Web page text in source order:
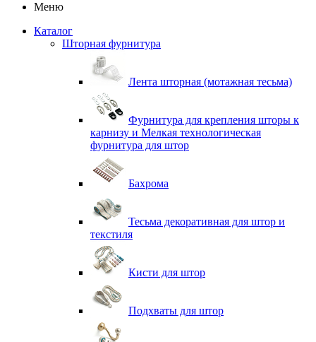
Меню
Каталог
Шторная фурнитура
Лента шторная (мотажная тесьма)
Фурнитура для крепления шторы к
карнизу и Мелкая технологическая
фурнитура для штор
Бахрома
Тесьма декоративная для штор и
текстиля
Кисти для штор
Подхваты для штор